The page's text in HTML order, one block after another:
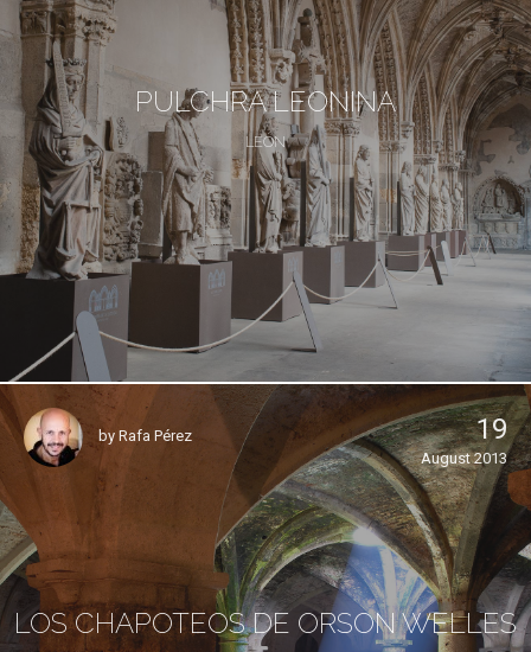
PULCHRA LEONINA
LEÓN
by Rafa Pérez 19
August 2013
LOS CHAPOTEOS DE ORSON WELLES